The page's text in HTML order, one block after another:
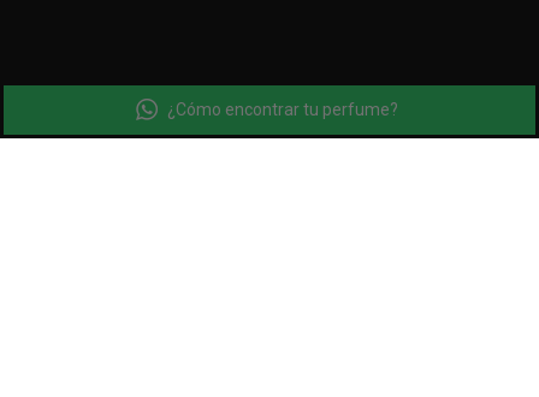
¿Cómo encontrar tu perfume?